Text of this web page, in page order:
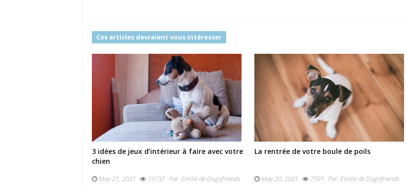
Ces articles devraient vous intéresser
3 idées de jeux d’intérieur à faire avec votre
chien
May 21, 2021 13737 Par:Emilie de Dogofriends
La rentrée de votre boule de poils
May 20, 2021 7591 Par:Emilie de Dogofriends